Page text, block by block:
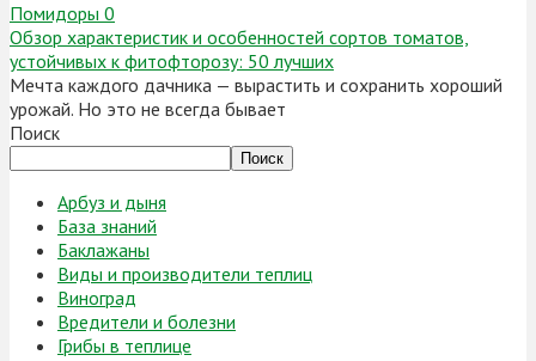
Помидоры 0
Обзор характеристик и особенностей сортов томатов,
устойчивых к фитофторозу: 50 лучших
Мечта каждого дачника — вырастить и сохранить хороший
урожай. Но это не всегда бывает
Поиск
Поиск
Арбуз и дыня
База знаний
Баклажаны
Виды и производители теплиц
Виноград
Вредители и болезни
Грибы в теплице